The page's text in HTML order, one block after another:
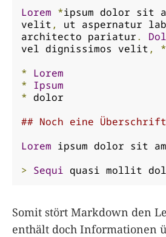
Lorem *ipsum dolor sit
velit ,
ut aspernatur
architecto pariatur.
vel dignissimos velit ,
* Lorem
* Ipsum
* dolor
## Noch eine Überschrift
Lorem ipsum dolor sit
> Sequi quasi mollit
Somit stört Markdown den
enthält doch Informationen